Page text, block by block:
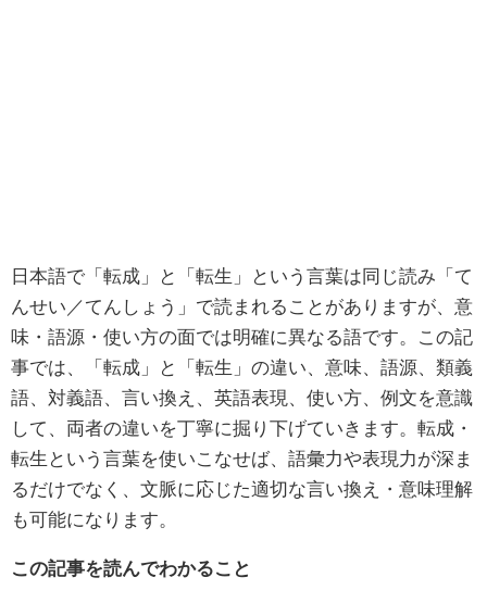
日本語で「転成」と「転生」という言葉は同じ読み「て
んせい／てんしょう」で読まれることがありますが、意
味・語源・使い方の面では明確に異なる語です。この記
事では、「転成」と「転生」の違い、意味、語源、類義
語、対義語、言い換え、英語表現、使い方、例文を意識
して、両者の違いを丁寧に掘り下げていきます。転成・
転生という言葉を使いこなせば、語彙力や表現力が深ま
るだけでなく、文脈に応じた適切な言い換え・意味理解
も可能になります。
この記事を読んでわかること